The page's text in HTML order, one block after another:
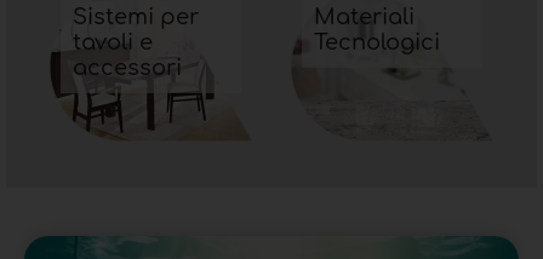
Sistemi per
tavoli e
accessori
Materiali
Tecnologici